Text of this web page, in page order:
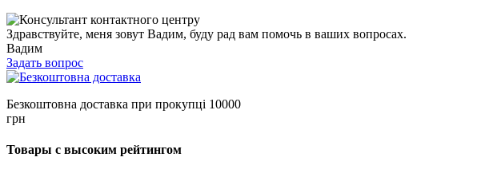
Здравствуйте, меня зовут Вадим, буду рад вам помочь в ваших вопросах.
Вадим
Задать вопрос
Безкоштовна доставка при прокупці 10000
грн
Товары с высоким рейтингом